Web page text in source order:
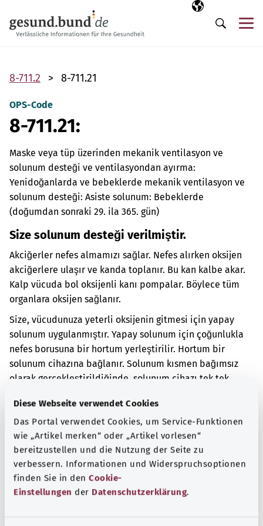
Diese Webseite verwendet Cookies
Das Portal verwendet Cookies, um Service-Funktionen
wie „Artikel merken“ oder „Artikel vorlesen“
bereitzustellen und die Nutzung der Seite zu
verbessern. Informationen und Widerspruchsoptionen
finden Sie in den Cookie-
Einstellungen der Datenschutzerklärung.
Seçili dil
TR
Arama
8-711.2 8-711.21
OPS-Code
8-711.21:
Maske veya tüp üzerinden mekanik ventilasyon ve
solunum desteği ve ventilasyondan ayırma:
Yenidoğanlarda ve bebeklerde mekanik ventilasyon ve
solunum desteği: Asiste solunum: Bebeklerde
(doğumdan sonraki 29. ila 365. gün)
Size solunum desteği verilmiştir.
Akciğerler nefes almamızı sağlar. Nefes alırken oksijen
akciğerlere ulaşır ve kanda toplanır. Bu kan kalbe akar.
Kalp vücuda bol oksijenli kanı pompalar. Böylece tüm
organlara oksijen sağlanır.
Size, vücudunuza yeterli oksijenin gitmesi için yapay
solunum uygulanmıştır. Yapay solunum için çoğunlukla
nefes borusuna bir hortum yerleştirilir. Hortum bir
solunum cihazına bağlanır. Solunum kısmen bağımsız
olarak gerçekleştirildiğinde, solunum cihazı tek tek
alma eylemine yanıt verir ve destekleyici olarak
akciğere hava üfler.
Ek kodlar
Not